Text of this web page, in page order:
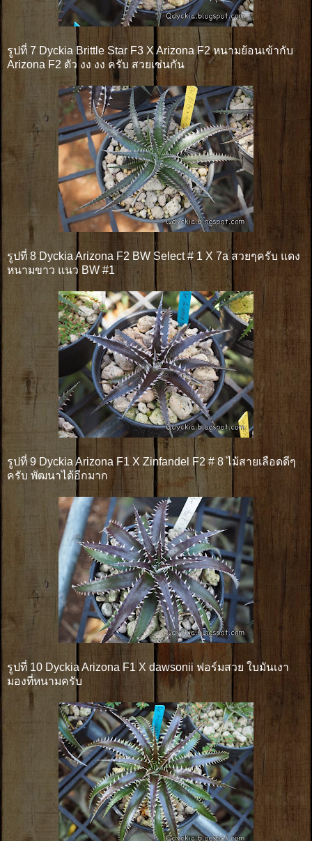
รูปที่ 7 Dyckia Brittle Star F3 X Arizona F2 หนามย้อนเข้ากับ
Arizona F2 ตัว งง งง ครับ สวยเช่นกัน
รูปที่ 8 Dyckia Arizona F2 BW Select # 1 X 7a สวยๆครับ แดง
หนามขาว แนว BW #1
รูปที่ 9 Dyckia Arizona F1 X Zinfandel F2 # 8 ไม้สายเลือดดีๆ
ครับ พัฒนาได้อีกมาก
รูปที่ 10 Dyckia Arizona F1 X dawsonii ฟอร์มสวย ใบมันเงา
มองที่หนามครับ